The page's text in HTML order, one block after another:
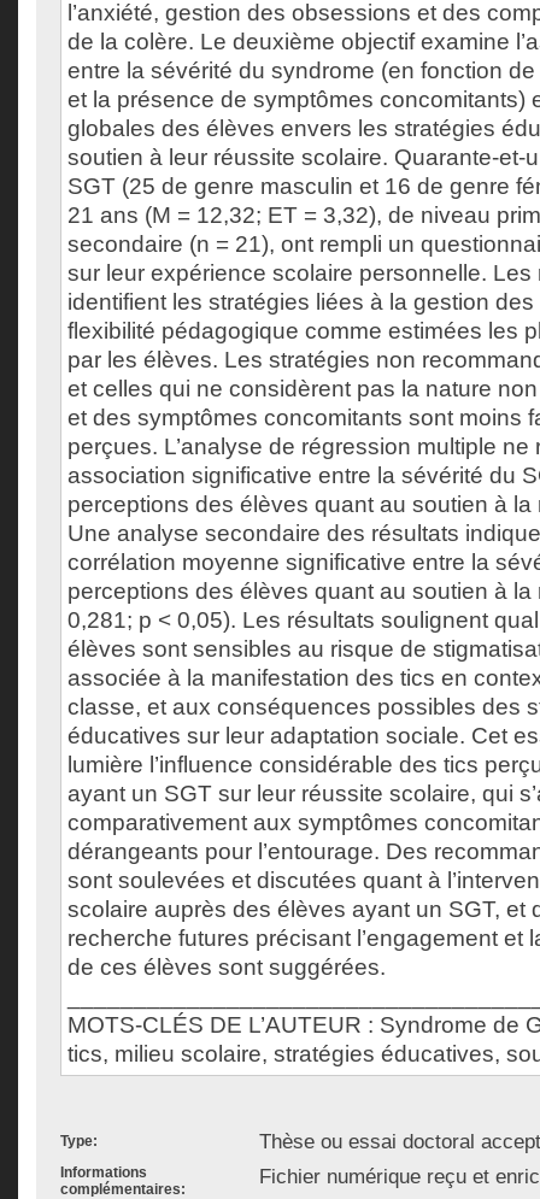
l’anxiété, gestion des obsessions et des
de la colère. Le deuxième objectif examine
entre la sévérité du syndrome (en fonction
et la présence de symptômes concomitants)
globales des élèves envers les stratégies
soutien à leur réussite scolaire. Quarante-et-
SGT (25 de genre masculin et 16 de genre
21 ans (M = 12,32; ET = 3,32), de niveau
secondaire (n = 21), ont rempli un
sur leur expérience scolaire personnelle. Les
identifient les stratégies liées à la gestion
flexibilité pédagogique comme estimées les
par les élèves. Les stratégies non
et celles qui ne considèrent pas la nature
et des symptômes concomitants sont moins
perçues. L’analyse de régression multiple ne
association significative entre la sévérité du
perceptions des élèves quant au soutien à la
Une analyse secondaire des résultats
corrélation moyenne significative entre la
perceptions des élèves quant au soutien à la
0,281; p < 0,05). Les résultats soulignent
élèves sont sensibles au risque de
associée à la manifestation des tics en
classe, et aux conséquences possibles des
éducatives sur leur adaptation sociale. Cet
lumière l’influence considérable des tics
ayant un SGT sur leur réussite scolaire, qui
comparativement aux symptômes
dérangeants pour l’entourage. Des
sont soulevées et discutées quant à
scolaire auprès des élèves ayant un SGT, et
recherche futures précisant l’engagement et
de ces élèves sont suggérées.
MOTS-CLÉS DE L’AUTEUR : Syndrome de
tics, milieu scolaire, stratégies éducatives,
Type: Thèse ou essai doctoral
Informations
complémentaires:
Fichier numérique reçu et